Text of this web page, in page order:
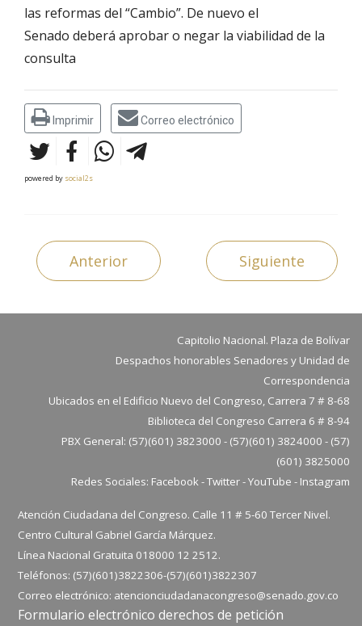
las reformas del “Cambio”. De nuevo el
Senado deberá aprobaro negar la viabilidad de la
consulta
Imprimir Correo electrónico
powered by social2s
Anterior Siguiente
Capitolio Nacional. Plaza de Bolívar
Despachos honorables Senadores y Unidad de
Correspondencia
Ubicados en el Edificio Nuevo del Congreso, Carrera 7 # 8-68
Biblioteca del Congreso Carrera 6 # 8-94
PBX General: (57)(601) 3823000 - (57)(601) 3824000 - (57)
(601) 3825000
Redes Sociales: Facebook-Twitter-YouTube - Instagram
Atención Ciudadana del Congreso. Calle 11 # 5-60 Tercer Nivel.
Centro Cultural Gabriel García Márquez.
Línea Nacional Gratuita 018000 12 2512.
Teléfonos: (57)(601)3822306-(57)(601)3822307
Correo electrónico: atencionciudadanacongreso@senado.gov.co
Formulario electrónico derechos de petición